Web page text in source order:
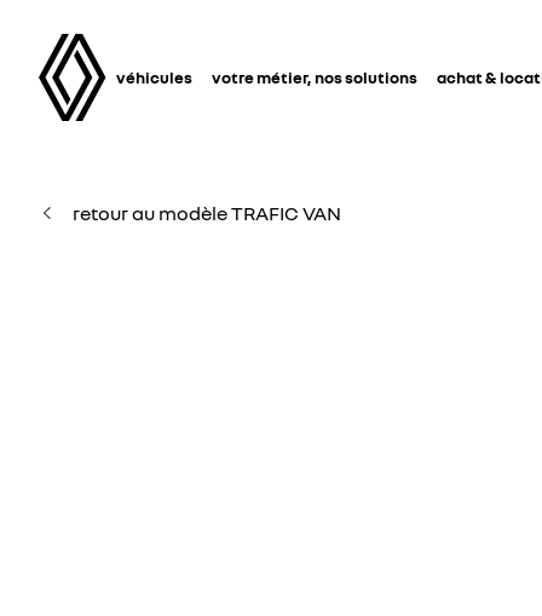
véhicules votre métier, nos solutions achat &
retour au modèle TRAFIC VAN